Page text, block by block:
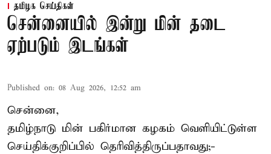
தமிழக செய்திகள்
சென்னையில் இன்று மின் தடை
ஏற்படும் இடங்கள்
Published on: 08 Aug 2026, 12:52 am
சென்னை,
தமிழ்நாடு மின் பகிர்மான கழகம் வெளியிட்டுள்ள
செய்திக்குறிப்பில் தெரிவித்திருப்பதாவது;-